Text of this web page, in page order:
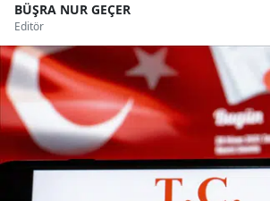
BÜŞRA NUR GEÇER
Editör